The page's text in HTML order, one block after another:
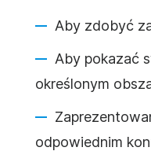
Aby zdobyć
Aby pokazać
określonym
odpowiednim